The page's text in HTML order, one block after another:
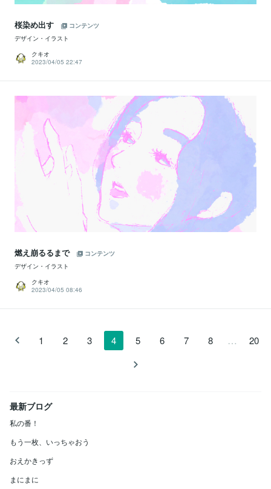
桜染め出す
コンテンツ
デザイン・イラスト
クキオ
2023/04/05 22:47
燃え崩るるまで
コンテンツ
デザイン・イラスト
クキオ
2023/04/05 08:46
1 2 3 4 5 6 7 8 … 20
最新ブログ
私の番！
もう一枚、いっちゃおう
おえかきっず
まにまに